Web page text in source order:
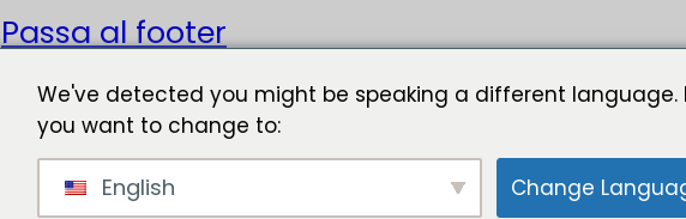
Passa al footer
We've detected you might be speaking a different language.
you want to change to:
English Change